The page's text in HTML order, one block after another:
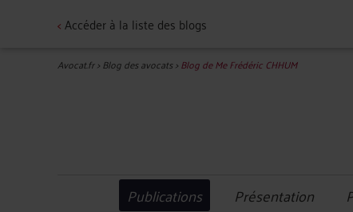
<Accéder à la liste des blogs
Avocat.fr>Blog des avocats>Blog de Me Frédéric CHHUM
Publications Présentation